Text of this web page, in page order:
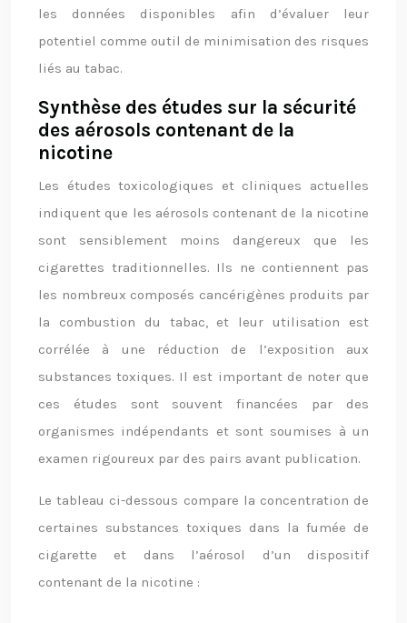
les données disponibles afin d’évaluer leur
potentiel comme outil de minimisation des risques
liés au tabac.
Synthèse des études sur la sécurité
des aérosols contenant de la
nicotine
Les études toxicologiques et cliniques actuelles
indiquent que les aérosols contenant de la nicotine
sont sensiblement moins dangereux que les
cigarettes traditionnelles. Ils ne contiennent pas
les nombreux composés cancérigènes produits par
la combustion du tabac, et leur utilisation est
corrélée à une réduction de l’exposition aux
substances toxiques. Il est important de noter que
ces études sont souvent financées par des
organismes indépendants et sont soumises à un
examen rigoureux par des pairs avant publication.
Le tableau ci-dessous compare la concentration de
certaines substances toxiques dans la fumée de
cigarette et dans l’aérosol d’un dispositif
contenant de la nicotine :